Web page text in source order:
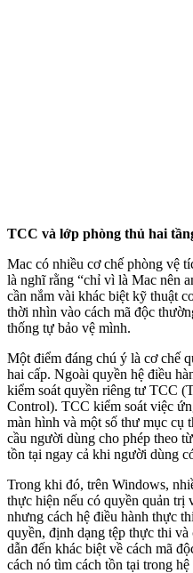
TCC và lớp phòng thủ hai
Mac có nhiều cơ chế phòng vệ
là nghĩ rằng “chỉ vì là Mac nên
cần nắm vài khác biệt kỹ thuật
thời nhìn vào cách mã độc
thống tự bảo vệ mình.
Một điểm đáng chú ý là cơ chế
hai cấp. Ngoài quyền hệ điều
kiểm soát quyền riêng tư TCC
Control). TCC kiểm soát việc
màn hình và một số thư mục cụ
cầu người dùng cho phép theo
tồn tại ngay cả khi người dùng
Trong khi đó, trên Windows,
thực hiện nếu có quyền quản trị
nhưng cách hệ điều hành thực
quyền, định dạng tệp thực thi
dẫn đến khác biệt về cách mã
cách nó tìm cách tồn tại trong hệ